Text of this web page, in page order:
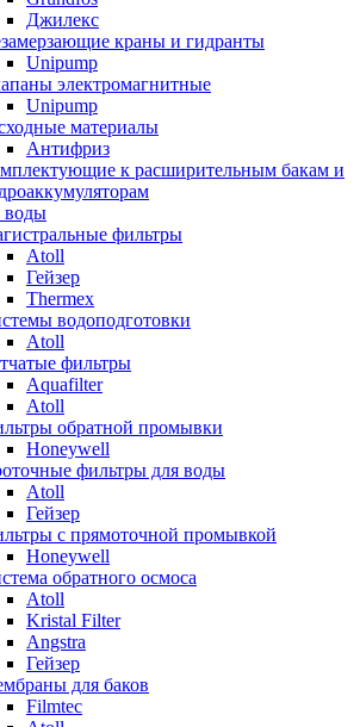
Джилекс
краны и гидранты
Unipump
электромагнитные
Unipump
материалы
Антифриз
к расширительным бакам и
воды
фильтры
Atoll
Гейзер
Thermex
водоподготовки
Atoll
фильтры
Aquafilter
Atoll
обратной промывки
Honeywell
фильтры для воды
Atoll
Гейзер
с прямоточной промывкой
Honeywell
обратного осмоса
Atoll
Kristal Filter
Angstra
Гейзер
для баков
Filmtec